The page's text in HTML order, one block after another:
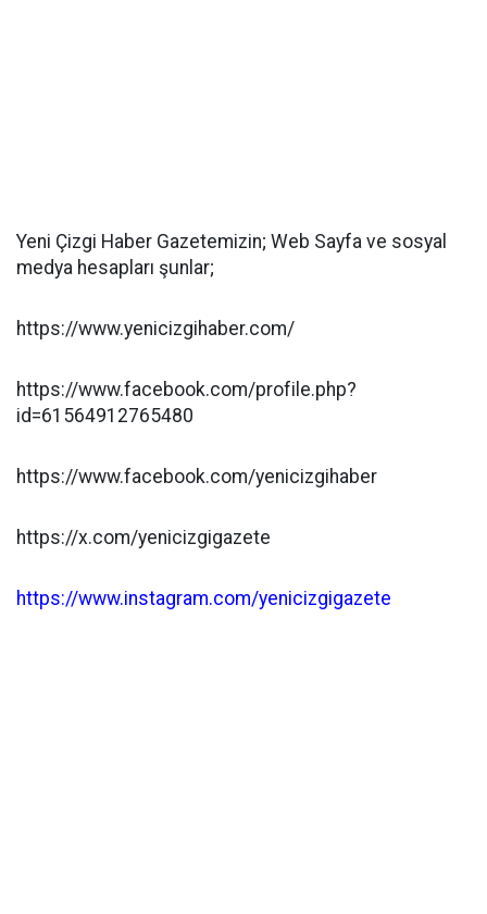
Yeni Çizgi Haber Gazetemizin; Web Sayfa ve sosyal
medya hesapları şunlar;
https://www.yenicizgihaber.com/
https://www.facebook.com/profile.php?
id=61564912765480
https://www.facebook.com/yenicizgihaber
https://x.com/yenicizgigazete
https://www.instagram.com/yenicizgigazete